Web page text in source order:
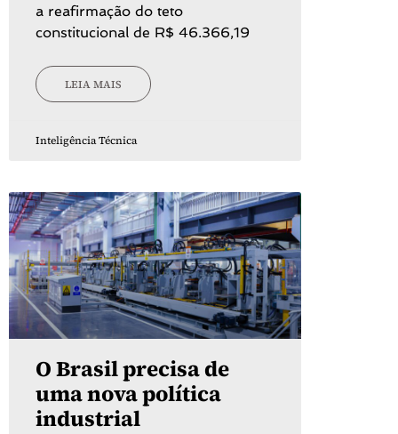
a reafirmação do teto
constitucional de R$ 46.366,19
LEIA MAIS
Inteligência Técnica
O Brasil precisa de
uma nova política
industrial